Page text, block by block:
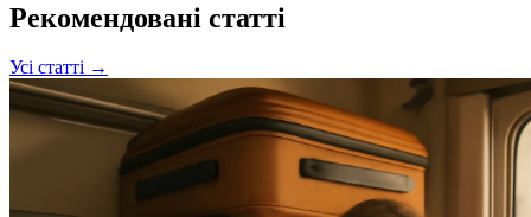
Рекомендовані статті
Усі статті →